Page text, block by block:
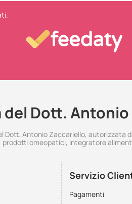
del Dott.
Dott. Antonio Zaccariello, autorizzata
prodotti omeopatici, integratore
Servizio
Pagamenti